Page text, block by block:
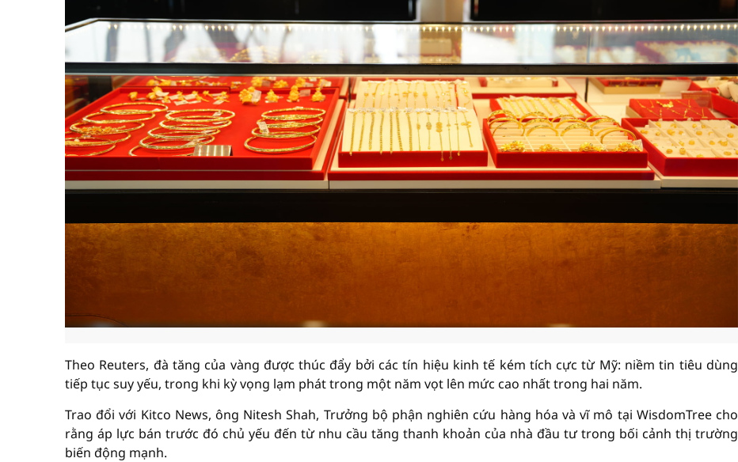
Theo Reuters, đà tăng của vàng được thúc đẩy bởi các tín hiệu kinh tế kém tích cực từ Mỹ: niềm tin tiêu dùng
tiếp tục suy yếu, trong khi kỳ vọng lạm phát trong một năm vọt lên mức cao nhất trong hai năm.
Trao đổi với Kitco News, ông Nitesh Shah, Trưởng bộ phận nghiên cứu hàng hóa và vĩ mô tại WisdomTree cho
rằng áp lực bán trước đó chủ yếu đến từ nhu cầu tăng thanh khoản của nhà đầu tư trong bối cảnh thị trường
biến động mạnh.